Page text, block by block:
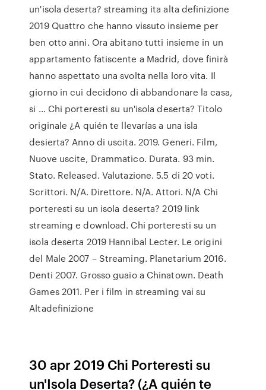
un'isola deserta? streaming ita alta definizione
2019 Quattro che hanno vissuto insieme per
ben otto anni. Ora abitano tutti insieme in un
appartamento fatiscente a Madrid, dove finirà
hanno aspettato una svolta nella loro vita. Il
giorno in cui decidono di abbandonare la casa,
si … Chi porteresti su un'isola deserta? Titolo
originale ¿A quién te llevarías a una isla
desierta? Anno di uscita. 2019. Generi. Film,
Nuove uscite, Drammatico. Durata. 93 min.
Stato. Released. Valutazione. 5.5 di 20 voti.
Scrittori. N/A. Direttore. N/A. Attori. N/A Chi
porteresti su un isola deserta? 2019 link
streaming e download. Chi porteresti su un
isola deserta 2019 Hannibal Lecter. Le origini
del Male 2007 – Streaming. Planetarium 2016.
Denti 2007. Grosso guaio a Chinatown. Death
Games 2011. Per i film in streaming vai su
Altadefinizione
30 apr 2019 Chi Porteresti su
un'Isola Deserta? (¿A quién te